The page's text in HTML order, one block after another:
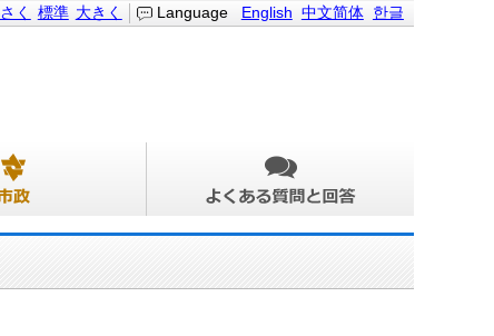
Language English 中文简体 한글
く 標準 大きく